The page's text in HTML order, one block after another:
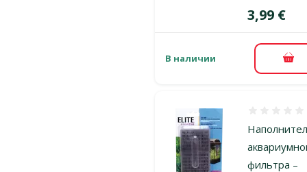
Цена
3,99 €
В наличии В
фильтра –